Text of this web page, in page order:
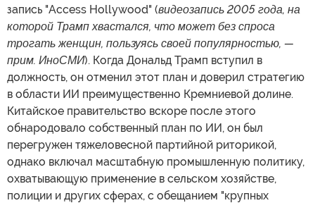
запись "Access Hollywood" (видеозапись 2005 года, на
которой Трамп хвастался, что может без спроса
трогать женщин, пользуясь своей популярностью, —
прим. ИноСМИ). Когда Дональд Трамп вступил в
должность, он отменил этот план и доверил стратегию
в области ИИ преимущественно Кремниевой долине.
Китайское правительство вскоре после этого
обнародовало собственный план по ИИ, он был
перегружен тяжеловесной партийной риторикой,
однако включал масштабную промышленную политику,
охватывающую применение в сельском хозяйстве,
полиции и других сферах, с обещанием "крупных